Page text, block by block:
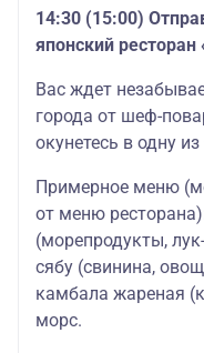
14:30 (15:00)
японский ресторан
Вас ждет
города от шеф-
окунетесь в одну
Примерное меню
от меню
(морепродукты,
сябу (свинина,
камбала жареная
морс.